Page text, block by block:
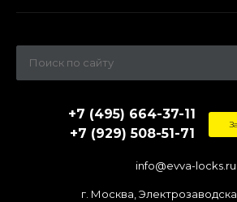
info@evva-locks.ru
+7 (495) 664-37-11
+7 (929) 508-51-71
г. Москва,